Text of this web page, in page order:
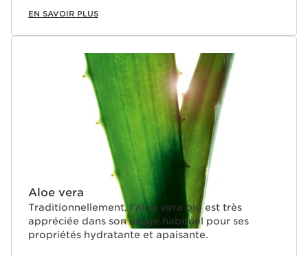
EN SAVOIR PLUS
Aloe vera
Traditionnellement, l’aloe vera bio est très
appréciée dans son usage habituel pour ses
propriétés hydratante et apaisante.